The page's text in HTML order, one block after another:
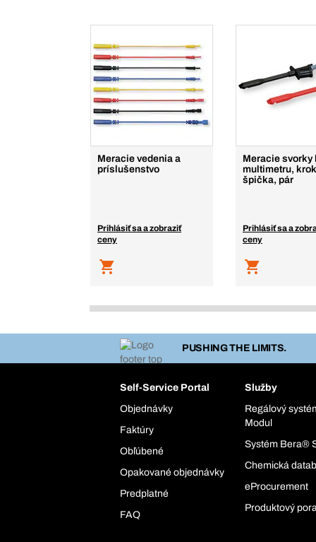
Meracie vedenia a
príslušenstvo
Prihlásiť sa a zobraziť
ceny
Meracie svorky
multimetru,
špička, pár
Prihlásiť sa a
ceny
PUSHING THE LIMITS.
Self-Service Portal
Objednávky
Faktúry
Obľúbené
Opakované objednávky
Predplatné
FAQ
Služby
Regálový
Modul
Systém Bera®
Chemická
eProcurement
Produktový